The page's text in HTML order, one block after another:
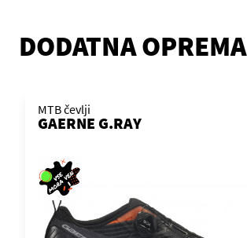
DODATNA OPREMA
MTB čevlji
GAERNE G.RAY